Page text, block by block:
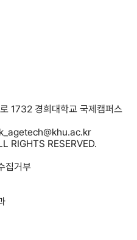
1732 경희대학교 국제캠퍼스
RIGHTS RESERVED.
집거부